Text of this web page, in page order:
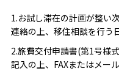
1.お試し滞在の計画が整い
連絡の上、移住相談を行う
2.旅費交付申請書(第1号様
記入の上、FAXまたはメー